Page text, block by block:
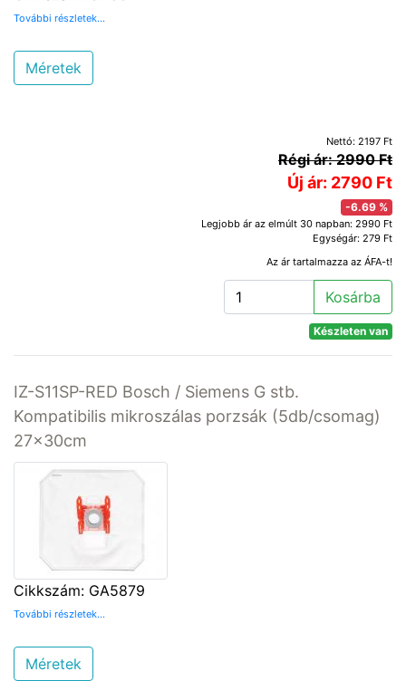
További részletek...
Méretek
Nettó: 2197 Ft
Régi ár: 2990 Ft
Új ár: 2790 Ft
-6.69 %
Legjobb ár az elmúlt 30 napban: 2990 Ft
Egységár: 279 Ft
Az ár tartalmazza az ÁFA-t!
Kosárba
Készleten van
IZ-S11SP-RED Bosch / Siemens G stb.
Kompatibilis mikroszálas porzsák (5db/csomag)
27x30cm
Cikkszám: GA5879
További részletek...
Méretek